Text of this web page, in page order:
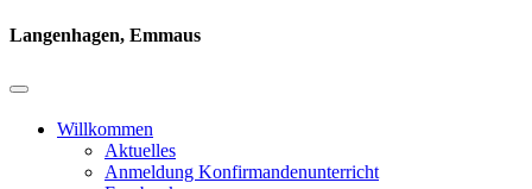
Langenhagen, Emmaus
Willkommen
Aktuelles
Anmeldung Konfirmandenunterricht